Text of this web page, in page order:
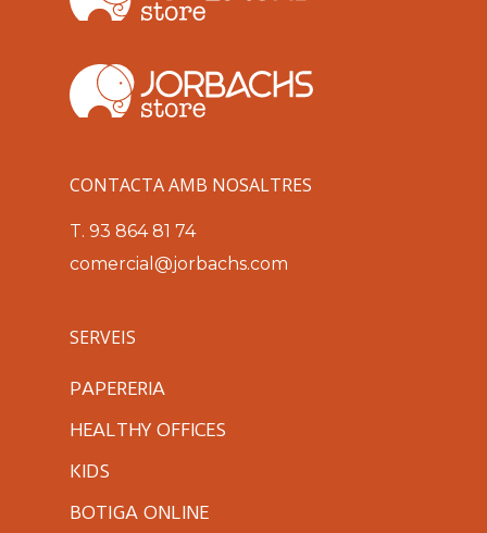
CONTACTA AMB NOSALTRES
T. 93 864 81 74
comercial@jorbachs.com
SERVEIS
PAPERERIA
HEALTHY OFFICES
KIDS
BOTIGA ONLINE